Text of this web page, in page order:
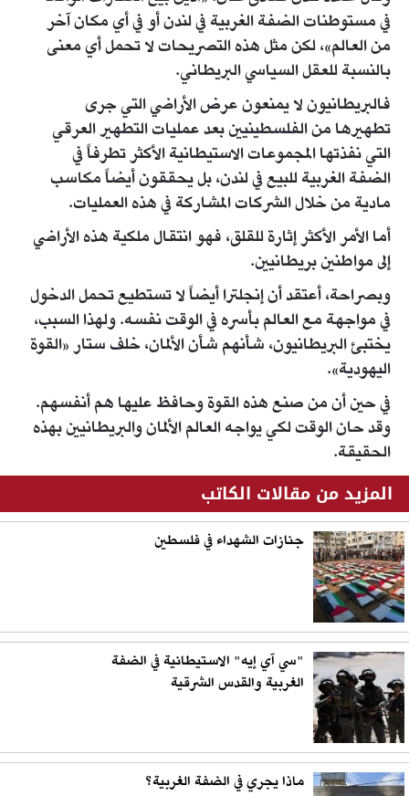
في مستوطنات الضفة الغربية في لندن أو في أي مكان آخر
من العالم»، لكن مثل هذه التصريحات لا تحمل أي معنى
بالنسبة للعقل السياسي البريطاني.
فالبريطانيون لا يمنعون عرض الأراضي التي جرى
تطهيرها من الفلسطينيين بعد عمليات التطهير العرقي
التي نفذتها المجموعات الاستيطانية الأكثر تطرفاً في
الضفة الغربية للبيع في لندن، بل يحققون أيضاً مكاسب
مادية من خلال الشركات المشاركة في هذه العمليات.
أما الأمر الأكثر إثارة للقلق، فهو انتقال ملكية هذه الأراضي
إلى مواطنين بريطانيين.
وبصراحة، أعتقد أن إنجلترا أيضاً لا تستطيع تحمل الدخول
في مواجهة مع العالم بأسره في الوقت نفسه. ولهذا السبب،
يختبئ البريطانيون، شأنهم شأن الألمان، خلف ستار «القوة
اليهودية».
في حين أن من صنع هذه القوة وحافظ عليها هم أنفسهم.
وقد حان الوقت لكي يواجه العالم الألمان والبريطانيين بهذه
الحقيقة.
المزيد من مقالات الكاتب
جنازات الشهداء في فلسطين
"سي آي إيه" الاستيطانية في الضفة
الغربية والقدس الشرقية
ماذا يجري في الضفة الغربية؟